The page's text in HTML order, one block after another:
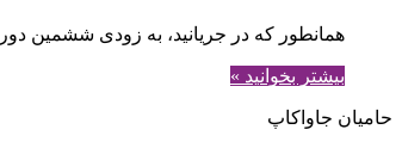
همانطور که در جریانید، به زودی ششمین
بیشتر بخوانید »
حامیان جاواکاپ